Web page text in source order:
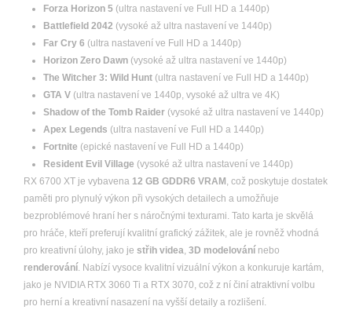
Forza Horizon 5 (ultra nastavení ve Full HD a 1440p)
Battlefield 2042 (vysoké až ultra nastavení ve 1440p)
Far Cry 6 (ultra nastavení ve Full HD a 1440p)
Horizon Zero Dawn (vysoké až ultra nastavení ve 1440p)
The Witcher 3: Wild Hunt (ultra nastavení ve Full HD a 1440p)
GTA V (ultra nastavení ve 1440p, vysoké až ultra ve 4K)
Shadow of the Tomb Raider (vysoké až ultra nastavení ve 1440p)
Apex Legends (ultra nastavení ve Full HD a 1440p)
Fortnite (epické nastavení ve Full HD a 1440p)
Resident Evil Village (vysoké až ultra nastavení ve 1440p)
RX 6700 XT je vybavena 12 GB GDDR6 VRAM , což poskytuje dostatek
paměti pro plynulý výkon při vysokých detailech a umožňuje
bezproblémové hraní her s náročnými texturami. Tato karta je skvělá
pro hráče, kteří preferují kvalitní grafický zážitek, ale je rovněž vhodná
pro kreativní úlohy, jako je střih videa, 3D modelování nebo
renderování. Nabízí vysoce kvalitní vizuální výkon a konkuruje kartám,
jako je NVIDIA RTX 3060 Ti a RTX 3070, což z ní činí atraktivní volbu
pro herní a kreativní nasazení na vyšší detaily a rozlišení.